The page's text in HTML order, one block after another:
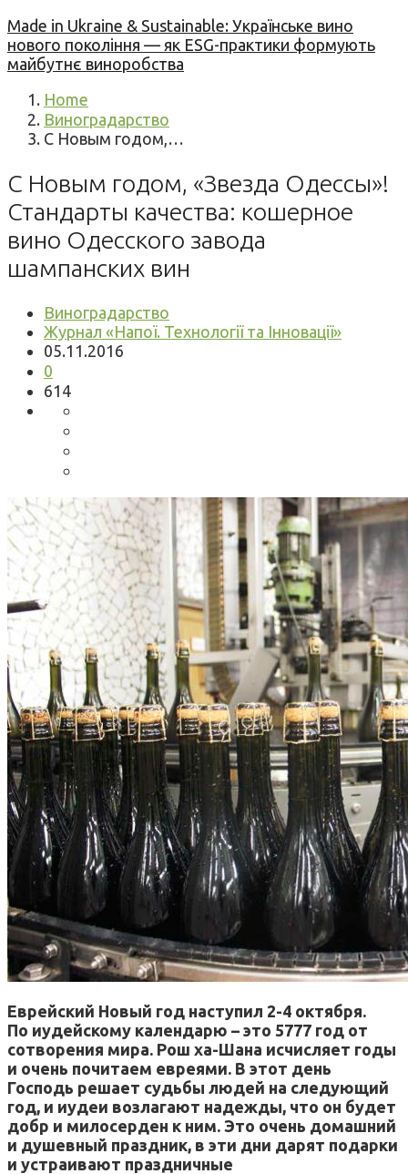
Made in Ukraine & Sustainable: Українське вино
нового покоління — як ESG-практики формують
майбутнє виноробства
Home
Виноградарство
С Новым годом,…
С Новым годом, «Звезда Одессы»!
Стандарты качества: кошерное
вино Одесского завода
шампанских вин
Виноградарство
Журнал «Напої. Технології та Інновації»
05.11.2016
0
614
Еврейский Новый год наступил 2-4 октября.
По иудейскому календарю – это 5777 год от
сотворения мира. Рош ха-Шана исчисляет годы
и очень почитаем евреями. В этот день
Господь решает судьбы людей на следующий
год, и иудеи возлагают надежды, что он будет
добр и милосерден к ним. Это очень домашний
и душевный праздник, в эти дни дарят подарки
и устраивают праздничные